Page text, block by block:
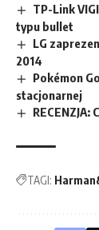
TP-Link
typu bullet
LG
2014
Pokémon
stacjonarnej
TAGI: